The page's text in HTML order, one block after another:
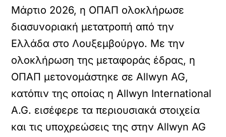
Μάρτιο 2026, η OΠΑΠ ολοκλήρωσε
διασυνοριακή μετατροπή από την
Ελλάδα στο Λουξεμβούργο. Με την
ολοκλήρωση της μεταφοράς έδρας, η
OΠΑΠ μετονομάστηκε σε Allwyn AG,
κατόπιν της οποίας η Allwyn International
A.G. εισέφερε τα περιουσιακά στοιχεία
και τις υποχρεώσεις της στην Allwyn AG